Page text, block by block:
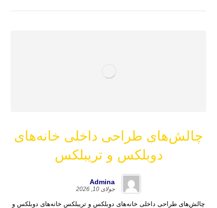
چالش‌های طراحی داخلی خانه‌های
دوبلکس و تریبلکس
Admina
جولای 10, 2026
چالش‌های طراحی داخلی خانه‌های دوبلکس و تریبلکس خانه‌های دوبلکس و